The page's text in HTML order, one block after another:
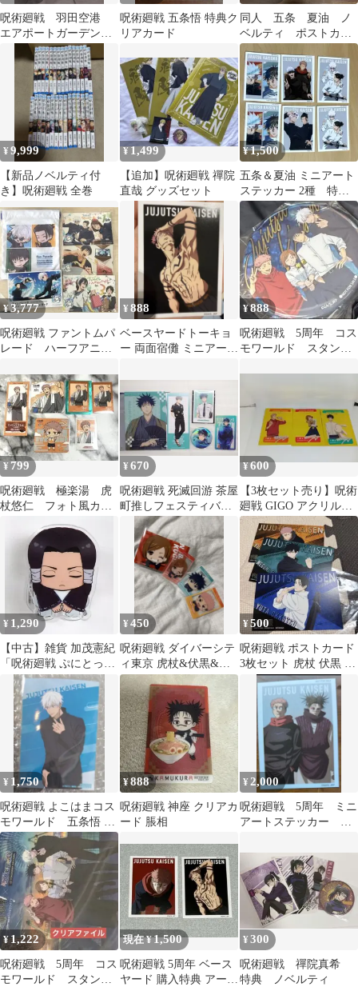
呪術廻戦 羽田空港
エアポートガーデン
コラボフード 特典
コースター 五条 悟
呪術廻戦 五条悟 特典ク
リアカード
同人 五条 夏油 ノ
ベルティ ポストカー
ド 呪術廻戦
¥9,999
【新品ノベルティ付
き】呪術廻戦 全巻
¥1,499
【追加】呪術廻戦 禪院
直哉 グッズセット
¥1,500
五条＆夏油 ミニアート
ステッカー 2種 特典
呪術廻戦 ベースヤード
トーキョー
¥3,777
呪術廻戦 ファントムパ
レード ハーフアニバ
ストカード 3枚
¥888
ベースヤードトーキョ
ー 両面宿儺 ミニアート
戦
¥888
呪術廻戦 5周年 コス
モワールド スタンプ
¥ 799
呪術廻戦 極楽湯 虎
杖悠仁 フォト風カー
ド コースター 特
典 まとめ売り
¥670
呪術廻戦 死滅回游 茶屋
町推しフェスティバル
伏黒恵
¥600
【3枚セット売り】呪術
廻戦 GIGO アクリルカ
ード
¥ 1,290
【中古】雑貨 加茂憲紀
「呪術廻戦 ぷにとっぷ
はさみっこ」
¥450
呪術廻戦 ダイバーシテ
ィ東京 虎杖&伏黒&釘
崎
¥500
呪術廻戦 ポストカード
3枚セット 虎杖 伏黒 乙
¥ 1,750
呪術廻戦 よこはまコス
モワールド 五条悟 特
典 ノベルティ 非売
品
¥888
呪術廻戦 神座 クリアカ
ード 脹相
¥ 2,000
呪術廻戦 5周年 ミニ
アートステッカー 雑
虎杖 脹相
¥1,222
呪術廻戦 5周年 コス
モワールド スタンプ
現在 ¥1,500
呪術廻戦 5周年 ベース
ヤード 購入特典 アート
¥300
呪術廻戦 禪院真希
特典 ノベルティ